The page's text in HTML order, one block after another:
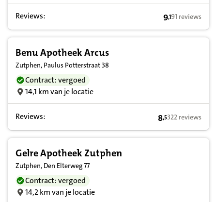
Reviews: 9,1 op basis
9,191 reviews
Benu Apotheek Arcus
Zutphen, Paulus Potterstraat 38
Contract: vergoed
14,1 km van je locatie
Reviews: 8,5 op basis van
8,5322 reviews
Gelre Apotheek Zutphen
Zutphen, Den Elterweg 77
Contract: vergoed
14,2 km van je locatie